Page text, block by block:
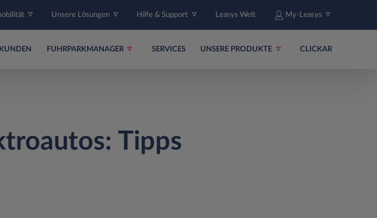
Unsere Lösungen Hilfe & Support Leasys Welt My-Leasys
FUHRPARKMANAGER SERVICES UNSERE PRODUKTE CLICKAR
Tipps